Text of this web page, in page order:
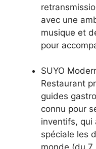
avec une
musique et
pour
SUYO
Restaurant
guides
connu pour
inventifs, qui
spéciale les
monde (du 7